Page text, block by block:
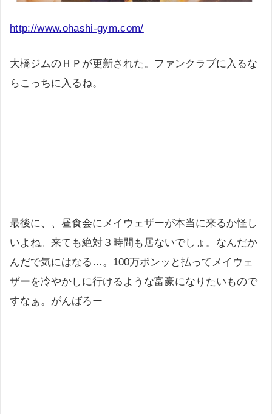
http://www.ohashi-gym.com/
大橋ジムのＨＰが更新された。ファンクラブに入るな
らこっちに入るね。
最後に、、昼食会にメイウェザーが本当に来るか怪し
いよね。来ても絶対３時間も居ないでしょ。なんだか
んだで気にはなる…。100万ポンッと払ってメイウェ
ザーを冷やかしに行けるような富豪になりたいもので
すなぁ。がんばろー